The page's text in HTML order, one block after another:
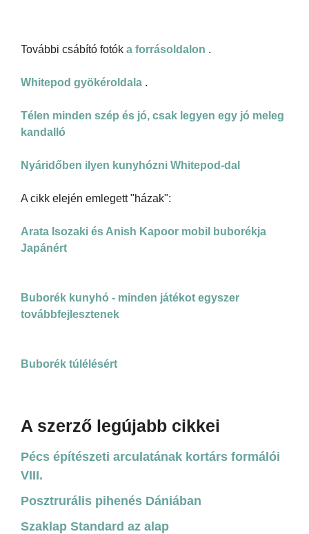
További csábító fotók a forrásoldalon .
Whitepod gyökéroldala .
Télen minden szép és jó, csak legyen egy jó meleg
kandalló
Nyáridőben ilyen kunyhózni Whitepod-dal
A cikk elején emlegett "házak":
Arata Isozaki és Anish Kapoor mobil buborékja
Japánért
Buborék kunyhó - minden játékot egyszer
továbbfejlesztenek
Buborék túlélésért
A szerző legújabb cikkei
Pécs építészeti arculatának kortárs formálói
VIII.
Posztrurális pihenés Dániában
Szaklap Standard az alap